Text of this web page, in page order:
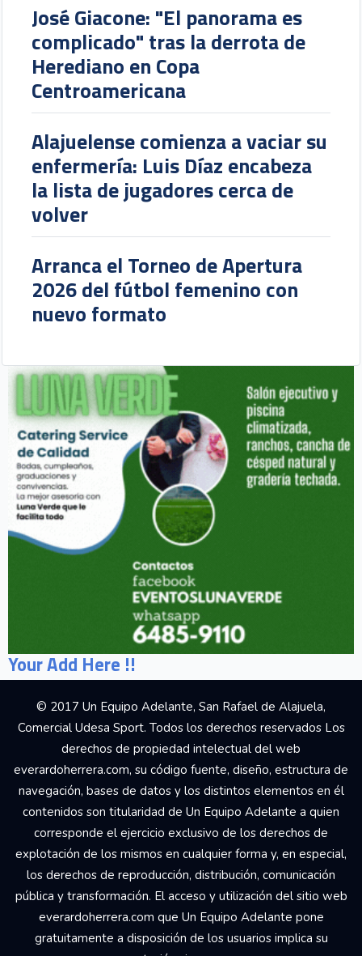
José Giacone: "El panorama es
complicado" tras la derrota de
Herediano en Copa
Centroamericana
Alajuelense comienza a vaciar su
enfermería: Luis Díaz encabeza
la lista de jugadores cerca de
volver
Arranca el Torneo de Apertura
2026 del fútbol femenino con
nuevo formato
Your Add Here !!
© 2017 Un Equipo Adelante, San Rafael de Alajuela,
Comercial Udesa Sport. Todos los derechos reservados Los
derechos de propiedad intelectual del web
everardoherrera.com, su código fuente, diseño, estructura de
navegación, bases de datos y los distintos elementos en él
contenidos son titularidad de Un Equipo Adelante a quien
corresponde el ejercicio exclusivo de los derechos de
explotación de los mismos en cualquier forma y, en especial,
los derechos de reproducción, distribución, comunicación
pública y transformación. El acceso y utilización del sitio web
everardoherrera.com que Un Equipo Adelante pone
gratuitamente a disposición de los usuarios implica su